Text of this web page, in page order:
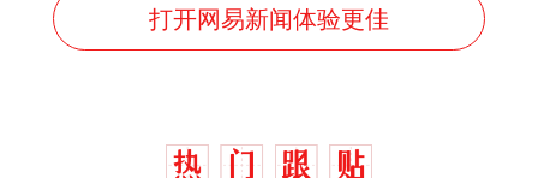
打开网易新闻体验更佳